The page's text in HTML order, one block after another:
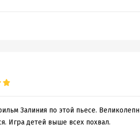
Залиния по этой пьесе.
Игра детей выше всех похвал.